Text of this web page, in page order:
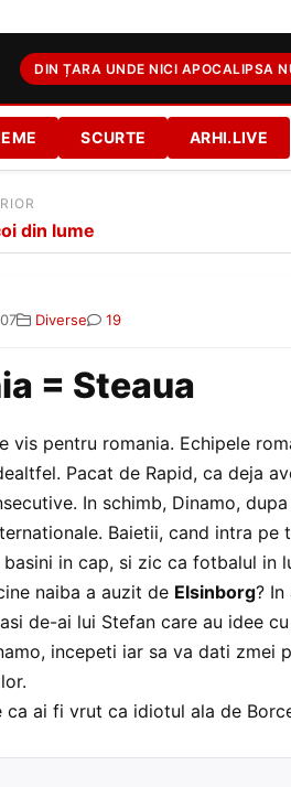
DIN ȚARA UNDE NICI APOCALIPSA
SCURTE ARHI.LIVE
din lume
Diverse 19
= Steaua
vis pentru romania. Echipele
Pacat de Rapid, ca deja
In schimb, Dinamo,
Baietii, cand intra pe
in cap, si zic ca fotbalul in
naiba a auzit de Elsinborg?
de-ai lui Stefan care au idee
incepeti iar sa va dati zmei
ca ai fi vrut ca idiotul ala de